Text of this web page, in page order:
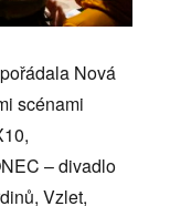
Nová
scénami
– divadlo
Vzlet,